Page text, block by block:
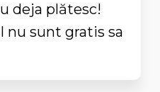
deja plătesc!
nu sunt gratis sa